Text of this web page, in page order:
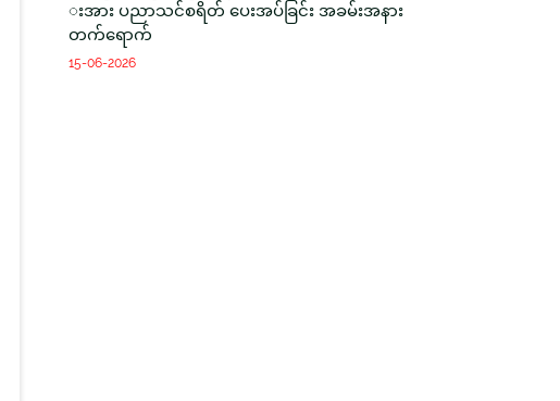
းအား ပညာသင်စရိတ် ပေးအပ်ခြင်း အခမ်းအနား
တက်ရောက်
15-06-2026